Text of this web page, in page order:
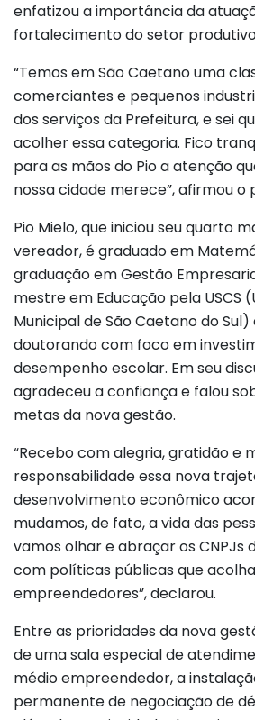
enfatizou a importância da
fortalecimento do setor
“Temos em São Caetano uma
comerciantes e pequenos
dos serviços da Prefeitura, e sei
acolher essa categoria. Fico
para as mãos do Pio a atenção
nossa cidade merece”, afirmou o
Pio Mielo, que iniciou seu quarto
vereador, é graduado em
graduação em Gestão
mestre em Educação pela USCS
Municipal de São Caetano do
doutorando com foco em
desempenho escolar. Em seu
agradeceu a confiança e falou
metas da nova gestão.
“Recebo com alegria, gratidão e
responsabilidade essa nova
desenvolvimento econômico
mudamos, de fato, a vida das
vamos olhar e abraçar os CNPJs
com políticas públicas que
empreendedores”, declarou.
Entre as prioridades da nova
de uma sala especial de
médio empreendedor, a
permanente de negociação de